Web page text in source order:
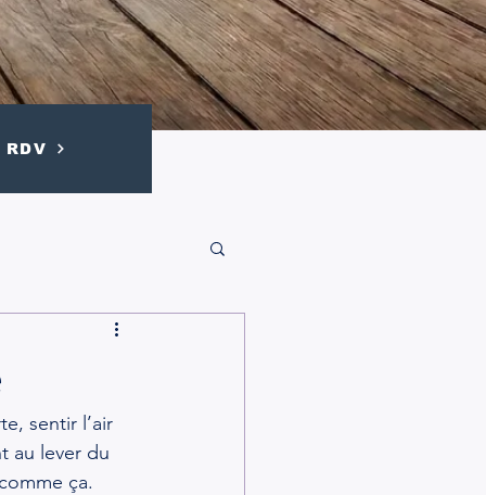
RDV
sentir l’air
au lever du
ça.